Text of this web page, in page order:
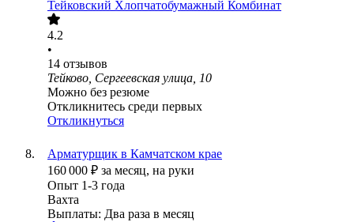
Тейковский Хлопчатобумажный Комбинат
4.2
•
14 отзывов
Тейково, Сергеевская улица, 10
Можно без резюме
Откликнитесь среди первых
Откликнуться
Арматурщик в Камчатском крае
160 000 ₽ за месяц, на руки
Опыт 1-3 года
Вахта
Выплаты: Два раза в месяц